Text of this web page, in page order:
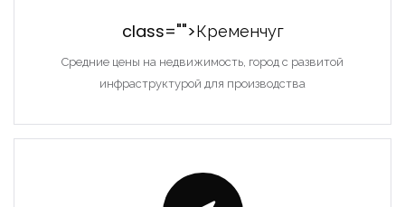
class="">Кременчуг
Средние цены на недвижимость, город с развитой
инфраструктурой для производства